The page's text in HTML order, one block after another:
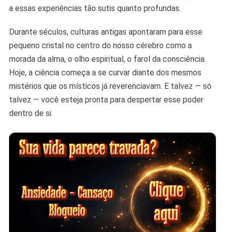
a essas experiências tão sutis quanto profundas.
Durante séculos, culturas antigas apontaram para esse
pequeno cristal no centro do nosso cérebro como a
morada da alma, o olho espiritual, o farol da consciência.
Hoje, a ciência começa a se curvar diante dos mesmos
mistérios que os místicos já reverenciavam. E talvez — só
talvez — você esteja pronta para despertar esse poder
dentro de si.